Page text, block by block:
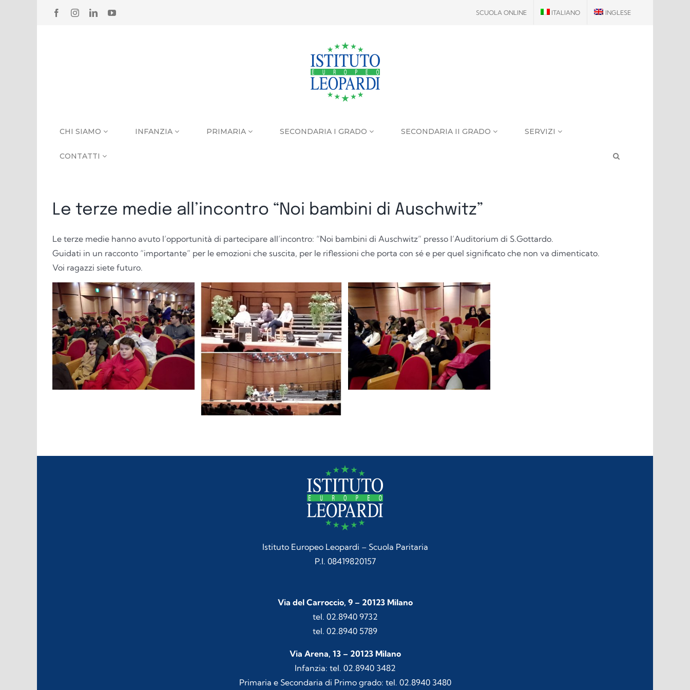
FACEBOOK
INSTAGRAM
LINKEDINYOUTUBE SCUOLA ONLINE ITALIANO INGLESE
CHI SIAMO INFANZIA PRIMARIA SECONDARIA I GRADO SECONDARIA II GRADO SERVIZI
CONTATTI
Le terze medie all’incontro “Noi bambini di Auschwitz”
Le terze medie hanno avuto l’opportunità di partecipare all’incontro: “Noi bambini di Auschwitz” presso l’Auditorium di S.Gottardo.
Guidati in un racconto “importante” per le emozioni che suscita, per le riflessioni che porta con sé e per quel significato che non va dimenticato.
Voi ragazzi siete futuro.
Istituto Europeo Leopardi – Scuola Paritaria
P.I. 08419820157
Via del Carroccio, 9 – 20123 Milano
tel. 02.8940 9732
tel. 02.8940 5789
Via Arena, 13 – 20123 Milano
Infanzia: tel. 02.8940 3482
Primaria e Secondaria di Primo grado: tel. 02.8940 3480